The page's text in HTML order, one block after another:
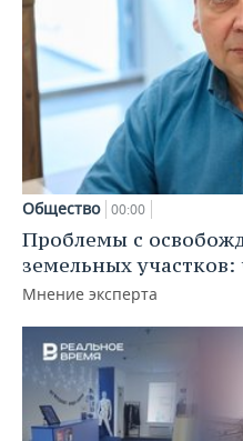
Общество 00:00
Проблемы с
земельных
Мнение эксперта